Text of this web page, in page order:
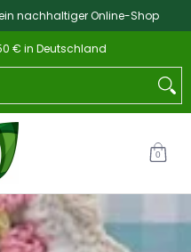
nachhaltiger Online-Shop
Küche & Haushalt
€ in Deutschland
0